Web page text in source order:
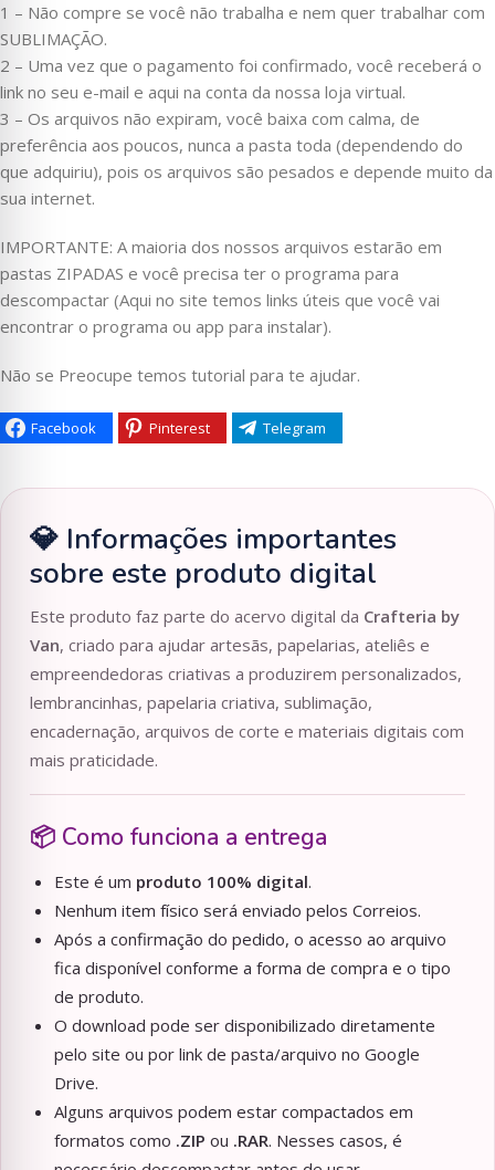
1 – Não compre se você não trabalha e nem quer trabalhar com
SUBLIMAÇÃO.
2 – Uma vez que o pagamento foi confirmado, você receberá o
link no seu e-mail e aqui na conta da nossa loja virtual.
3 – Os arquivos não expiram, você baixa com calma, de
preferência aos poucos, nunca a pasta toda (dependendo do
que adquiriu), pois os arquivos são pesados e depende muito da
sua internet.
IMPORTANTE: A maioria dos nossos arquivos estarão em
pastas ZIPADAS e você precisa ter o programa para
descompactar (Aqui no site temos links úteis que você vai
encontrar o programa ou app para instalar).
Não se Preocupe temos tutorial para te ajudar.
Facebook Pinterest Telegram
💎 Informações importantes
sobre este produto digital
Este produto faz parte do acervo digital da Crafteria by
Van, criado para ajudar artesãs, papelarias, ateliês e
empreendedoras criativas a produzirem personalizados,
lembrancinhas, papelaria criativa, sublimação,
encadernação, arquivos de corte e materiais digitais com
mais praticidade.
📦 Como funciona a entrega
Este é um produto 100% digital.
Nenhum item físico será enviado pelos Correios.
Após a confirmação do pedido, o acesso ao arquivo
fica disponível conforme a forma de compra e o tipo
de produto.
O download pode ser disponibilizado diretamente
pelo site ou por link de pasta/arquivo no Google
Drive.
Alguns arquivos podem estar compactados em
formatos como .ZIP ou .RAR. Nesses casos, é